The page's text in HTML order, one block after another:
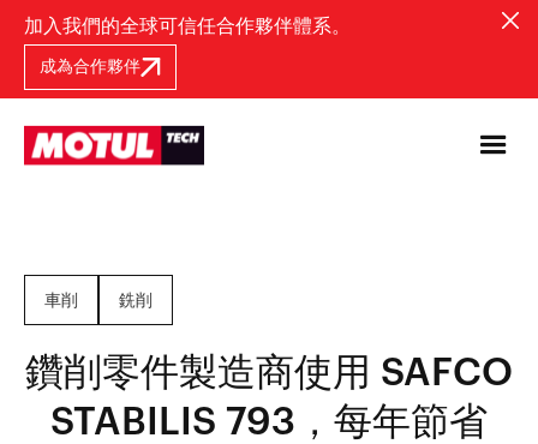
加入我們的全球可信任合作夥伴體系。
成為合作夥伴
車削 銑削
鑽削零件製造商使用 SAFCO
STABILIS 793，每年節省